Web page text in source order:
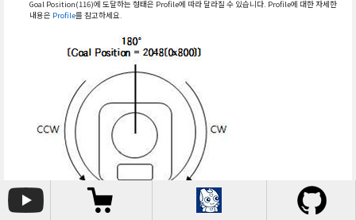
Goal Position(116)에 도달하는 형태은 Profile에 따라 달라질 수 있습니다. Profile에 대한 자세한
내용은 Profile를 참고하세요.